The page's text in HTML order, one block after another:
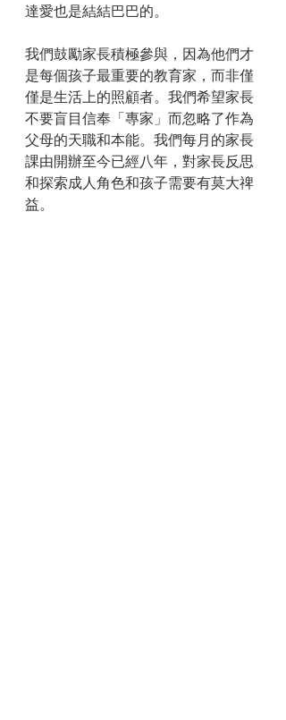
達愛也是結結巴巴的。
我們鼓勵家長積極參與，因為他們才
是每個孩子最重要的教育家，而非僅
僅是生活上的照顧者。我們希望家長
不要盲目信奉「專家」而忽略了作為
父母的天職和本能。我們每月的家長
課由開辦至今已經八年，對家長反思
和探索成人角色和孩子需要有莫大禆
益。